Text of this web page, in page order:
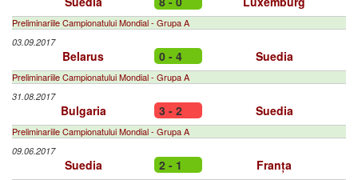
Preliminariile Campionatului Mondial - Grupa A
03.09.2017
Belarus 0 - 4 Suedia
Preliminariile Campionatului Mondial - Grupa A
31.08.2017
Bulgaria 3 - 2 Suedia
Preliminariile Campionatului Mondial - Grupa A
09.06.2017
Suedia 2 - 1 Franța